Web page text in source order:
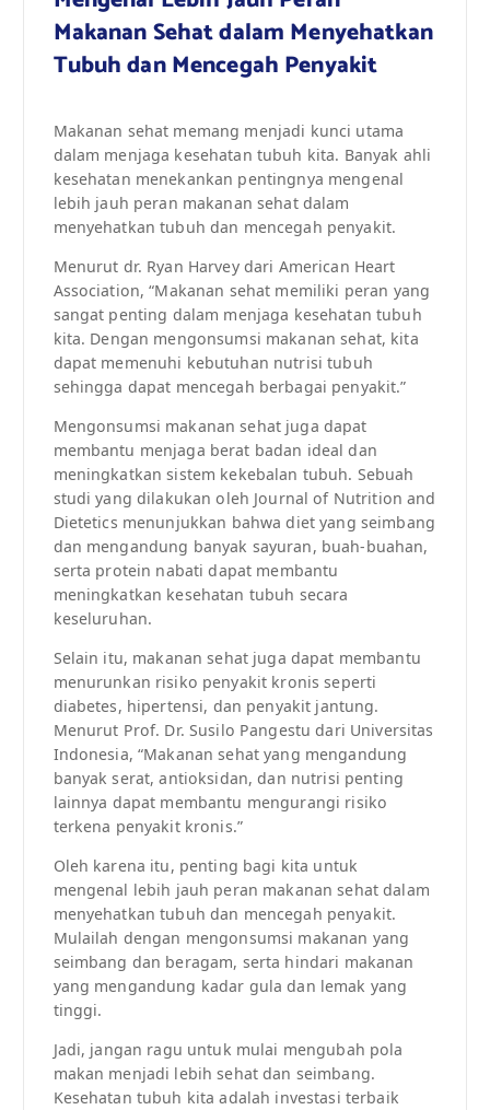
Makanan Sehat dalam Menyehatkan
Tubuh dan Mencegah Penyakit
Makanan sehat memang menjadi kunci utama
dalam menjaga kesehatan tubuh kita. Banyak ahli
kesehatan menekankan pentingnya mengenal
lebih jauh peran makanan sehat dalam
menyehatkan tubuh dan mencegah penyakit.
Menurut dr. Ryan Harvey dari American Heart
Association, “Makanan sehat memiliki peran yang
sangat penting dalam menjaga kesehatan tubuh
kita. Dengan mengonsumsi makanan sehat, kita
dapat memenuhi kebutuhan nutrisi tubuh
sehingga dapat mencegah berbagai penyakit.”
Mengonsumsi makanan sehat juga dapat
membantu menjaga berat badan ideal dan
meningkatkan sistem kekebalan tubuh. Sebuah
studi yang dilakukan oleh Journal of Nutrition and
Dietetics menunjukkan bahwa diet yang seimbang
dan mengandung banyak sayuran, buah-buahan,
serta protein nabati dapat membantu
meningkatkan kesehatan tubuh secara
keseluruhan.
Selain itu, makanan sehat juga dapat membantu
menurunkan risiko penyakit kronis seperti
diabetes, hipertensi, dan penyakit jantung.
Menurut Prof. Dr. Susilo Pangestu dari Universitas
Indonesia, “Makanan sehat yang mengandung
banyak serat, antioksidan, dan nutrisi penting
lainnya dapat membantu mengurangi risiko
terkena penyakit kronis.”
Oleh karena itu, penting bagi kita untuk
mengenal lebih jauh peran makanan sehat dalam
menyehatkan tubuh dan mencegah penyakit.
Mulailah dengan mengonsumsi makanan yang
seimbang dan beragam, serta hindari makanan
yang mengandung kadar gula dan lemak yang
tinggi.
Jadi, jangan ragu untuk mulai mengubah pola
makan menjadi lebih sehat dan seimbang.
Kesehatan tubuh kita adalah investasi terbaik